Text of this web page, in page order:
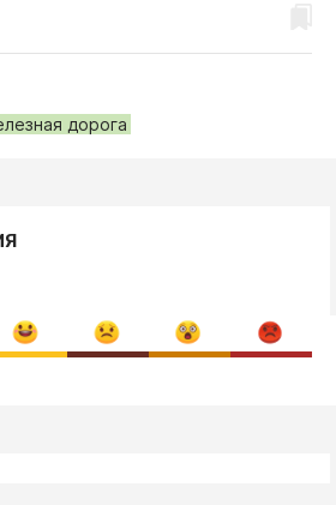
дорога